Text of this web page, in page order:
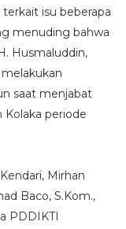
isu beberapa
menuding bahwa
Husmaluddin,
saat menjabat
Kolaka periode
Mirhan
Baco, S.Kom.,
PDDIKTI